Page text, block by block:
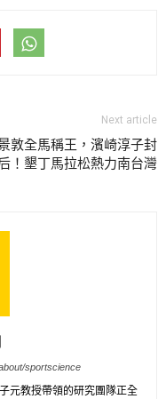
Next article
敦全馬稱王，濱崎淳子封
！墾丁馬拉松熱力南台灣
sportscience
元教授帶領的研究團隊正全